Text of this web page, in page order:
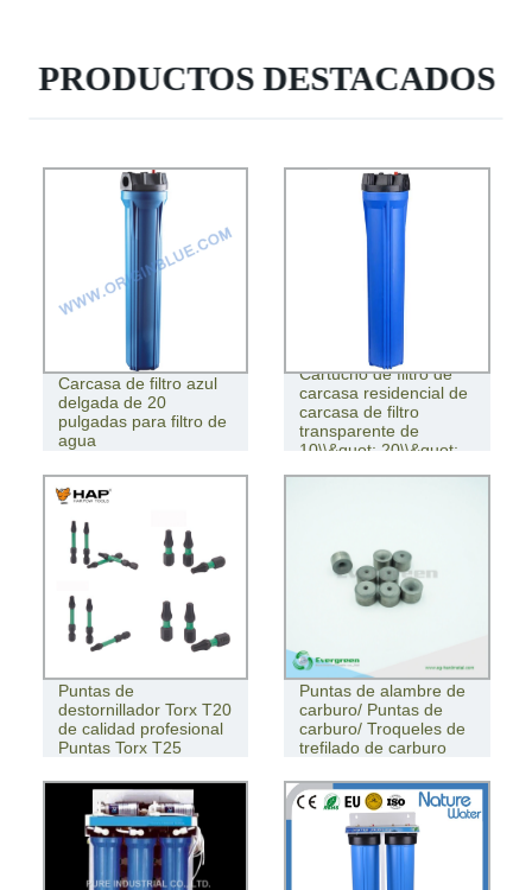
PRODUCTOS DESTACADOS
Carcasa de filtro azul
delgada de 20
pulgadas para filtro de
agua
Cartucho de filtro de
carcasa residencial de
carcasa de filtro
transparente de
10\\&quot; 20\\&quot;
Puntas de
destornillador Torx T20
de calidad profesional
Puntas Torx T25
Puntas de alambre de
carburo/ Puntas de
carburo/ Troqueles de
trefilado de carburo